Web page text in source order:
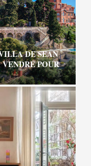
DE SEAN
POUR